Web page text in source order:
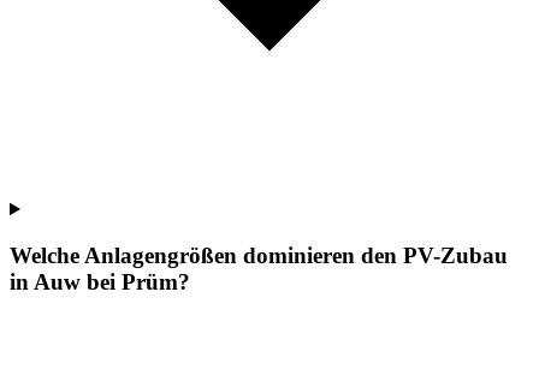
Welche Anlagengrößen dominieren den PV-Zubau
in Auw bei Prüm?